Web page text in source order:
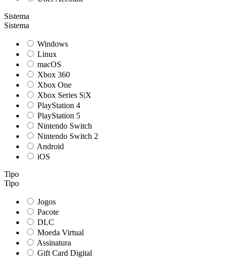
Sistema
Sistema
Windows
Linux
macOS
Xbox 360
Xbox One
Xbox Series S|X
PlayStation 4
PlayStation 5
Nintendo Switch
Nintendo Switch 2
Android
iOS
Tipo
Tipo
Jogos
Pacote
DLC
Moeda Virtual
Assinatura
Gift Card Digital